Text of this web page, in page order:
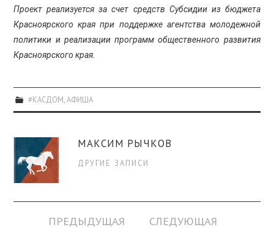
Проект реализуется за счет средств Субсидии из бюджета
Красноярского края при поддержке агентства молодежной
политики и реализации программ общественного развития
Красноярского края.
#КАСДОМ АФИША
МАКСИМ РЫЧКОВ
ДРУГИЕ ЗАПИСИ
Навигация
ПРЕДЫДУЩАЯ
СЛЕДУЮЩАЯ